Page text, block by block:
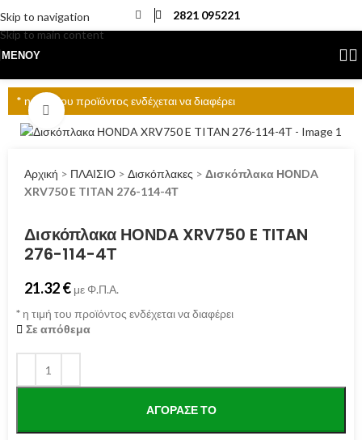
Skip to navigation
Skip to main content
2821 095221
ΜΕΝΟΎ
* η τιμή του προϊόντος ενδέχεται να διαφέρει
Click to enlarge
Αρχική > ΠΛΑΙΣΙΟ > Δισκόπλακες > Δισκόπλακα ΗΟΝDA
XRV750 E TITAN 276-114-4Τ
Δισκόπλακα ΗΟΝDA XRV750 E TITAN
276-114-4Τ
21.32€ με Φ.Π.Α.
*η τιμή του προϊόντος ενδέχεται να διαφέρει
Σε απόθεμα
ΑΓΌΡΑΣΕ ΤΟ